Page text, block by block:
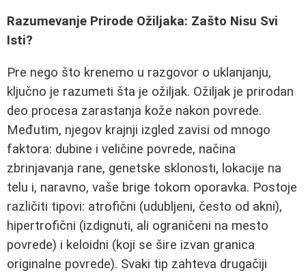
Razumevanje Prirode Ožiljaka: Zašto Nisu Svi
Isti?
Pre nego što krenemo u razgovor o uklanjanju,
ključno je razumeti šta je ožiljak. Ožiljak je prirodan
deo procesa zarastanja kože nakon povrede.
Međutim, njegov krajnji izgled zavisi od mnogo
faktora: dubine i veličine povrede, načina
zbrinjavanja rane, genetske sklonosti, lokacije na
telu i, naravno, vaše brige tokom oporavka. Postoje
različiti tipovi: atrofični (udubljeni, često od akni),
hipertrofični (izdignuti, ali ograničeni na mesto
povrede) i keloidni (koji se šire izvan granica
originalne povrede). Svaki tip zahteva drugačiji